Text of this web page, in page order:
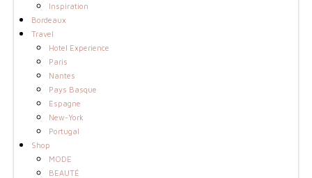
Inspiration
Bordeaux
Travel
Hotel Experience
Paris
Nantes
Pays Basque
Espagne
New-York
Portugal
Shop
MODE
BEAUTÉ